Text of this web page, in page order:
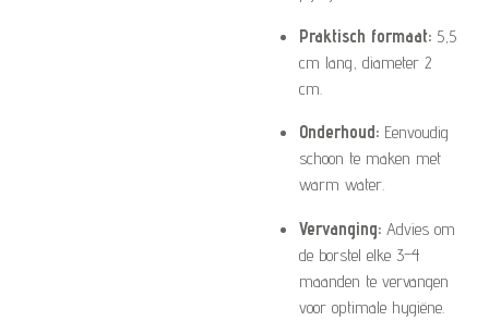
Praktisch formaat:5,5
cm lang, diameter 2
cm.
Onderhoud:Eenvoudig
schoon te maken met
warm water.
Vervanging:Advies om
de borstel elke 3–4
maanden te vervangen
voor optimale hygiëne.